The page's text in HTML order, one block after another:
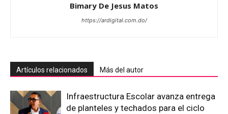
Bimary De Jesus Matos
https://ardigital.com.do/
Artículos relacionados Más del autor
Infraestructura Escolar avanza entrega
de planteles y techados para el ciclo